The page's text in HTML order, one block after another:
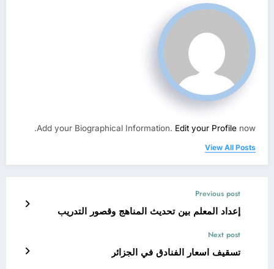
Add your Biographical Information. Edit your Profile now.
View All Posts
Previous post
إعداد المعلم بين تحديث المناهج وقصور التدريب
Next post
تسقيف اسعار الفنادق في الجزائر